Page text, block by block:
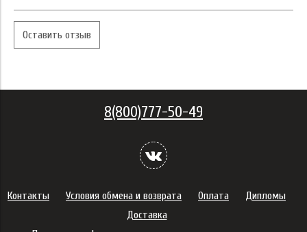
Оставить отзыв
8(800)777-50-49
Контакты Условия обмена и возврата Оплата
Дипломы
Доставка